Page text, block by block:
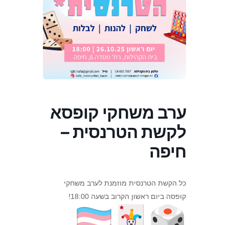
ערב משחקי קופסא
לקשת הטרנסית –
חיפה
כל הקשת הטרנסית מוזמנת לערב משחקי
קופסה ביום ראשון הקרוב בשעה 18:00!